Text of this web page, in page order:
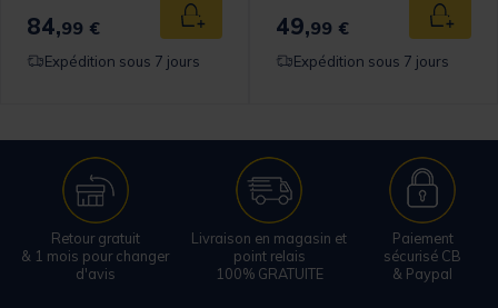
panier
84,99 € Ajouter au panier
Expédition sous 7 jours
49,99 €
Expédition sous 7 jours
Retour gratuit
& 1 mois pour changer
d'avis
Livraison en magasin et
point relais
100% GRATUITE
Paiement
sécurisé CB
& Paypal